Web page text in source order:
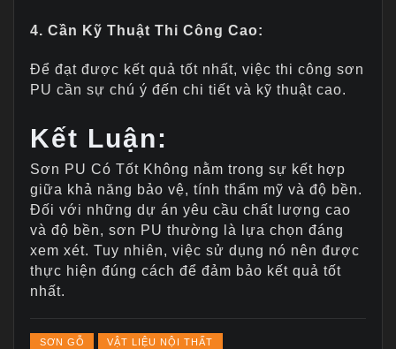
4. Cần Kỹ Thuật Thi Công Cao:
Để đạt được kết quả tốt nhất, việc thi công sơn
PU cần sự chú ý đến chi tiết và kỹ thuật cao.
Kết Luận:
Sơn PU Có Tốt Không nằm trong sự kết hợp
giữa khả năng bảo vệ, tính thẩm mỹ và độ bền.
Đối với những dự án yêu cầu chất lượng cao
và độ bền, sơn PU thường là lựa chọn đáng
xem xét. Tuy nhiên, việc sử dụng nó nên được
thực hiện đúng cách để đảm bảo kết quả tốt
nhất.
SƠN GỖ VẬT LIỆU NỘI THẤT